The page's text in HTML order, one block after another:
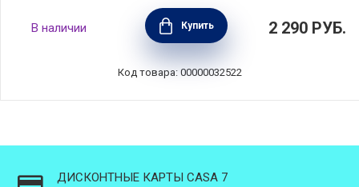
Мыльница Renew 14х8 см, пластик, цвет
бежевый, Brabantia, Бельгия, 223389
В наличии Купить 2 290 РУБ.
Код товара: 00000032522
ДИСКОНТНЫЕ КАРТЫ CASA 7